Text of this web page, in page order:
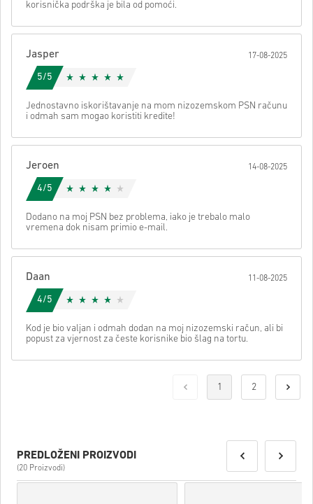
• Dovrši narudžbu
Nakon toga dobit ćeš e-mail sa sigurnom poveznicom za pristup
svom kodu.
korisnička podrška je bila od pomoći.
Jasper 17-08-2025
5/5
Jednostavno iskorištavanje na mom nizozemskom PSN računu
i odmah sam mogao koristiti kredite!
Jeroen 14-08-2025
4/5
Dodano na moj PSN bez problema, iako je trebalo malo
vremena dok nisam primio e-mail.
Daan 11-08-2025
4/5
Kod je bio valjan i odmah dodan na moj nizozemski račun, ali bi
popust za vjernost za česte korisnike bio šlag na tortu.
1 2
PREDLOŽENI PROIZVODI
(20 Proizvodi)